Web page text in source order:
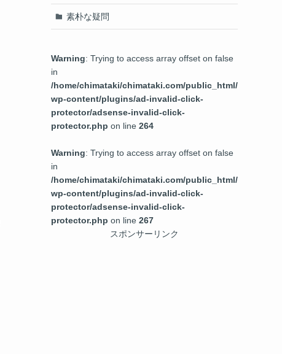
素朴な疑問
Warning: Trying to access array offset on false
in
/home/chimataki/chimataki.com/public_html/
wp-content/plugins/ad-invalid-click-
protector/adsense-invalid-click-
protector.php on line 264
Warning: Trying to access array offset on false
in
/home/chimataki/chimataki.com/public_html/
wp-content/plugins/ad-invalid-click-
protector/adsense-invalid-click-
protector.php on line 267
スポンサーリンク